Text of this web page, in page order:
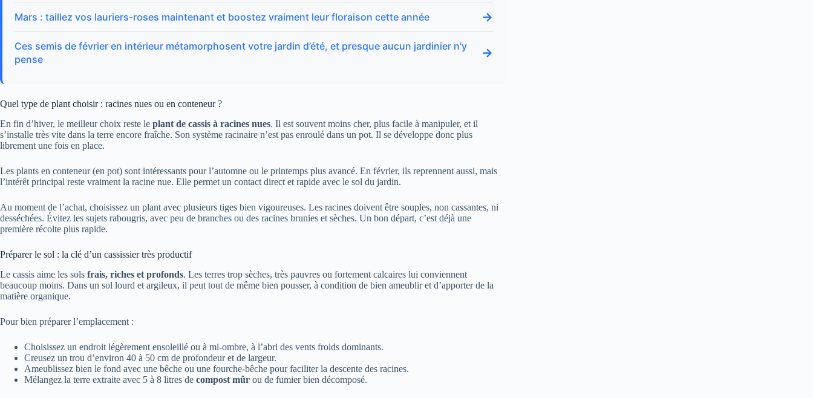
Mars : taillez vos lauriers-roses maintenant et boostez vraiment leur floraison cette année →
Ces semis de février en intérieur métamorphosent votre jardin d’été, et presque aucun jardinier n’y
pense
→
Quel type de plant choisir : racines nues ou en conteneur ?
En fin d’hiver, le meilleur choix reste le plant de cassis à racines nues. Il est souvent moins cher, plus facile à manipuler, et il
s’installe très vite dans la terre encore fraîche. Son système racinaire n’est pas enroulé dans un pot. Il se développe donc plus
librement une fois en place.
Les plants en conteneur (en pot) sont intéressants pour l’automne ou le printemps plus avancé. En février, ils reprennent aussi, mais
l’intérêt principal reste vraiment la racine nue. Elle permet un contact direct et rapide avec le sol du jardin.
Au moment de l’achat, choisissez un plant avec plusieurs tiges bien vigoureuses. Les racines doivent être souples, non cassantes, ni
desséchées. Évitez les sujets rabougris, avec peu de branches ou des racines brunies et sèches. Un bon départ, c’est déjà une
première récolte plus rapide.
Préparer le sol : la clé d’un cassissier très productif
Le cassis aime les sols frais, riches et profonds. Les terres trop sèches, très pauvres ou fortement calcaires lui conviennent
beaucoup moins. Dans un sol lourd et argileux, il peut tout de même bien pousser, à condition de bien ameublir et d’apporter de la
matière organique.
Pour bien préparer l’emplacement :
Choisissez un endroit légèrement ensoleillé ou à mi-ombre, à l’abri des vents froids dominants.
Creusez un trou d’environ 40 à 50 cm de profondeur et de largeur.
Ameublissez bien le fond avec une bêche ou une fourche-bêche pour faciliter la descente des racines.
Mélangez la terre extraite avec 5 à 8 litres de compost mûr ou de fumier bien décomposé.